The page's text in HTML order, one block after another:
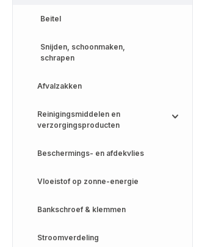
Beitel
Snijden, schoonmaken,
schrapen
Afvalzakken
Reinigingsmiddelen en
verzorgingsproducten
Beschermings- en afdekvlies
Vloeistof op zonne-energie
Bankschroef & klemmen
Stroomverdeling